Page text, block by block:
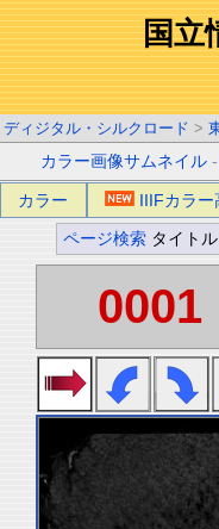
国立
ディジタル・シルクロード >
カラー画像サムネイル -
カラー IIIFカラー
ページ検索 タイトル
0001